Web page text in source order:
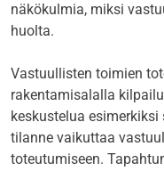
näkökulmia, miksi
huolta.
Vastuullisten toimien
rakentamisalalla
keskustelua
tilanne vaikuttaa
toteutumiseen.